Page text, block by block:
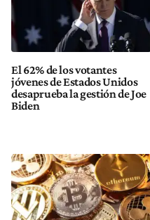
El 62% de los votantes
jóvenes de Estados Unidos
desaprueba la gestión de Joe
Biden